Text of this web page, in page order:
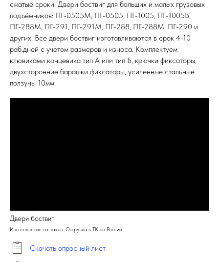
сжатые сроки. Двери боствиг для больших и малых грузовых
подъёмников: ПГ-0505М, ПГ-0505, ПГ-1005, ПГ-1005В,
ПГ-288М, ПГ-291, ПГ-291М, ПГ-288, ПГ-288М, ПГ-290 и
других. Все двери боствиг изготавливаются в срок 4-10
раб.дней с учетом размеров и износа. Комплектуем
клювиками концевика тип А или тип Б, крючки фиксаторы,
двухсторонние барашки фиксаторы, усиленные стальные
ползуны 10мм.
Двери боствиг
Изготовление на заказ. Отгрузка в ТК по России.
Скачать опросный лист